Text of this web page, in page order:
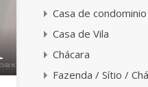
Casa de condominio
Casa de Vila
Chácara
Fazenda / Sítio /